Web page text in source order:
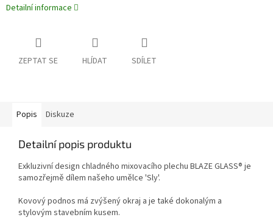
Detailní informace
ZEPTAT SE HLÍDAT SDÍLET
Popis Diskuze
Detailní popis produktu
Exkluzivní design chladného mixovacího plechu BLAZE GLASS® je
samozřejmě dílem našeho umělce 'Sly'.
Kovový podnos má zvýšený okraj a je také dokonalým a
stylovým stavebním kusem.